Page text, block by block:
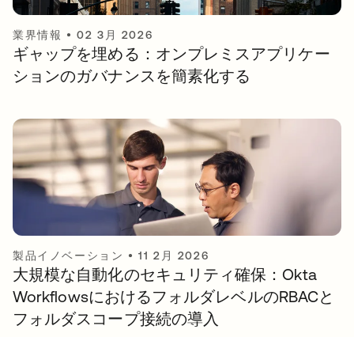
業界情報 •02 3月 2026
ギャップを埋める：オンプレミスアプリケー
ションのガバナンスを簡素化する
製品イノベーション •11 2月 2026
大規模な自動化のセキュリティ確保：Okta
WorkflowsにおけるフォルダレベルのRBACと
フォルダスコープ接続の導入